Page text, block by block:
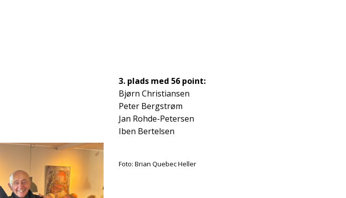
3. plads med 56 point:
Bjørn Christiansen
Peter Bergstrøm
Jan Rohde-Petersen
Iben Bertelsen
Foto: Brian Quebec Heller